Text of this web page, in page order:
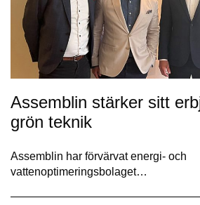
Assemblin stärker sitt
grön teknik
Assemblin har förvärvat energi- och
vattenoptimeringsbolaget…